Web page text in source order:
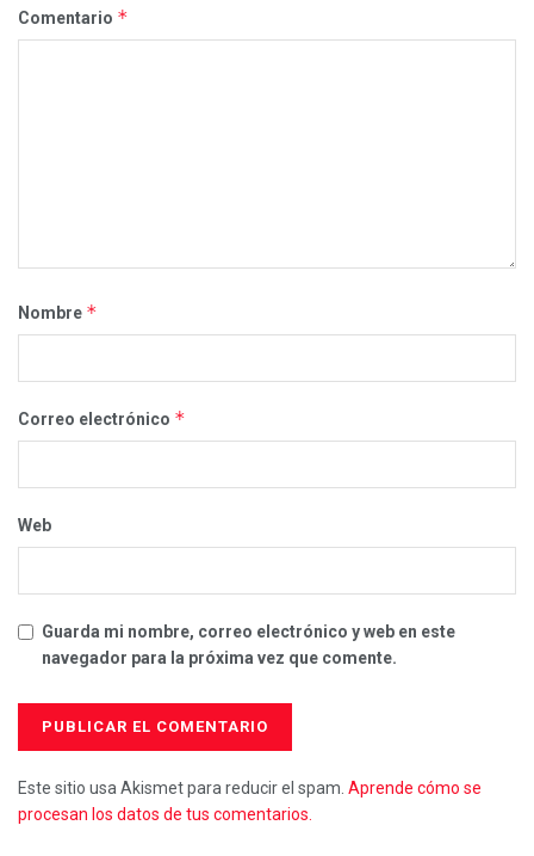
Comentario *
Nombre *
Correo electrónico *
Web
Guarda mi nombre, correo electrónico y web en este
navegador para la próxima vez que comente.
Este sitio usa Akismet para reducir el spam. Aprende cómo se
procesan los datos de tus comentarios.